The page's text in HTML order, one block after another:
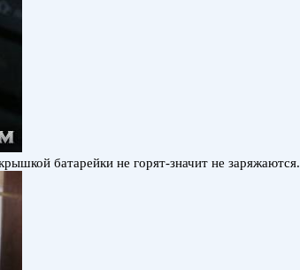
батарейки не горят-значит не заряжаются.